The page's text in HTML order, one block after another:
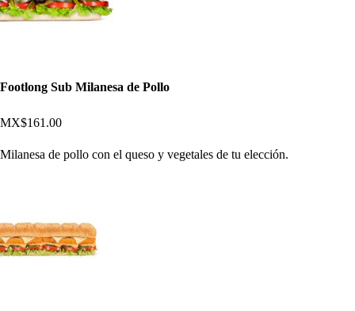
Footlong Sub Milanesa de Pollo
MX$161.00
Milanesa de pollo con el queso y vegetales de tu elección.